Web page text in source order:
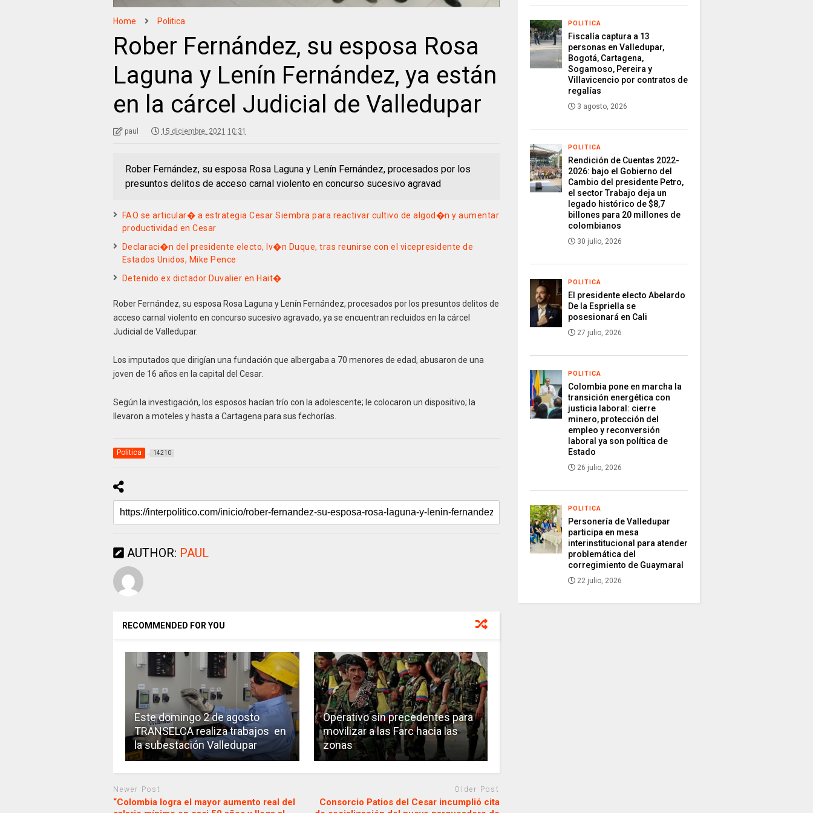
Home Politica
Rober Fernández, su esposa Rosa
Laguna y Lenín Fernández, ya están
en la cárcel Judicial de Valledupar
paul 15 diciembre, 2021 10:31
Rober Fernández, su esposa Rosa Laguna y Lenín Fernández, procesados por los
presuntos delitos de acceso carnal violento en concurso sucesivo agravad
FAO se articular� a estrategia Cesar Siembra para reactivar cultivo de algod�n y aumentar
productividad en Cesar
Declaraci�n del presidente electo, Iv�n Duque, tras reunirse con el vicepresidente de
Estados Unidos, Mike Pence
Detenido ex dictador Duvalier en Hait�
Rober Fernández, su esposa Rosa Laguna y Lenín Fernández, procesados por los presuntos delitos de
acceso carnal violento en concurso sucesivo agravado, ya se encuentran recluidos en la cárcel
Judicial de Valledupar.
Los imputados que dirigían una fundación que albergaba a 70 menores de edad, abusaron de una
joven de 16 años en la capital del Cesar.
Según la investigación, los esposos hacían trío con la adolescente; le colocaron un dispositivo; la
llevaron a moteles y hasta a Cartagena para sus fechorías.
Politica 14210
AUTHOR: PAUL
RECOMMENDED FOR YOU
Este domingo 2 de agosto
TRANSELCA realiza trabajos en
la subestación Valledupar
Operativo sin precedentes para
movilizar a las Farc hacia las
zonas
Newer Post
“Colombia logra el mayor aumento real del
Older Post
Consorcio Patios del Cesar incumplió cita
POLITICA
Fiscalía captura a 13
personas en Valledupar,
Bogotá, Cartagena,
Sogamoso, Pereira y
Villavicencio por contratos de
regalías
3 agosto, 2026
POLITICA
Rendición de Cuentas 2022-
2026: bajo el Gobierno del
Cambio del presidente Petro,
el sector Trabajo deja un
legado histórico de $8,7
billones para 20 millones de
colombianos
30 julio, 2026
POLITICA
El presidente electo Abelardo
De la Espriella se
posesionará en Cali
27 julio, 2026
POLITICA
Colombia pone en marcha la
transición energética con
justicia laboral: cierre
minero, protección del
empleo y reconversión
laboral ya son política de
Estado
26 julio, 2026
POLITICA
Personería de Valledupar
participa en mesa
interinstitucional para atender
problemática del
corregimiento de Guaymaral
22 julio, 2026